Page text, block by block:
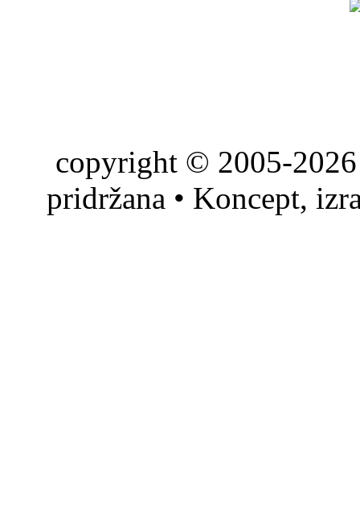
copyright © 2005-
pridržana • Koncept,